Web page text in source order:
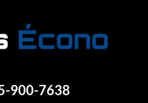
900-7638